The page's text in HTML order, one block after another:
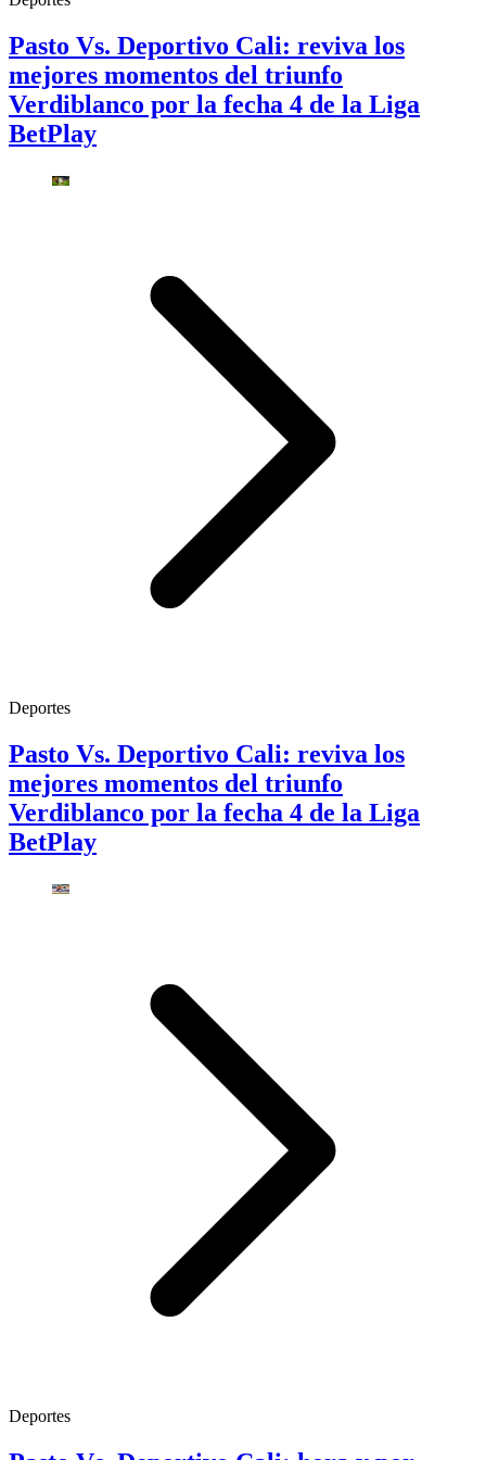
Pasto Vs. Deportivo Cali: reviva los
mejores momentos del triunfo
Verdiblanco por la fecha 4 de la Liga
BetPlay
Deportes
Pasto Vs. Deportivo Cali: reviva los
mejores momentos del triunfo
Verdiblanco por la fecha 4 de la Liga
BetPlay
Deportes